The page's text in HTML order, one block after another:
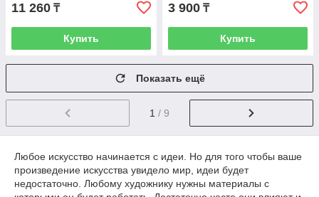
11 260 ₸
Купить
3 900 ₸
Купить
Показать ещё
1 / 9
Любое искусство начинается с идеи. Но для того чтобы ваше
произведение искусства увидело мир, идеи будет
недостаточно. Любому художнику нужны материалы с